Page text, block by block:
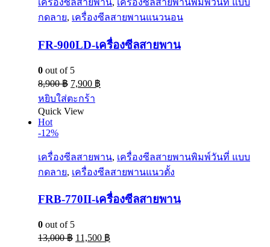
เครื่องซีลสายพาน, เครื่องซีลสายพานพิมพ์วันที่ แบบ
กดลาย, เครื่องซีลสายพานแนวนอน
FR-900LD-เครื่องซีลสายพาน
0 out of 5
8,900฿ 7,900 ฿
หยิบใส่ตะกร้า
Quick View
Hot
-12%
เครื่องซีลสายพาน, เครื่องซีลสายพานพิมพ์วันที่ แบบ
กดลาย, เครื่องซีลสายพานแนวตั้ง
FRB-770II-เครื่องซีลสายพาน
0 out of 5
13,000฿ 11,500 ฿